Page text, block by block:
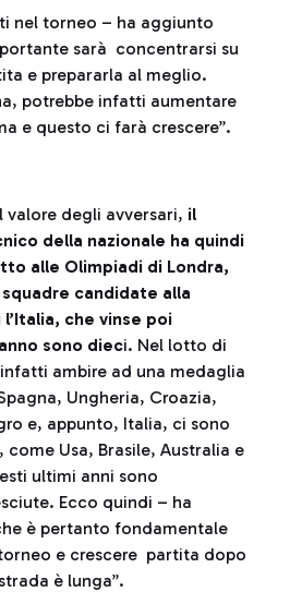
nel torneo – ha aggiunto
sarà concentrarsi su
e prepararla al meglio.
potrebbe infatti aumentare
e questo ci farà crescere”.
valore degli avversari, il
della nazionale ha quindi
alle Olimpiadi di Londra,
squadre candidate alla
che vinse poi
sono dieci. Nel lotto di
ambire ad una medaglia
Ungheria, Croazia,
e, appunto, Italia, ci sono
Usa, Brasile, Australia e
ultimi anni sono
Ecco quindi – ha
è pertanto fondamentale
e crescere partita dopo
è lunga”.